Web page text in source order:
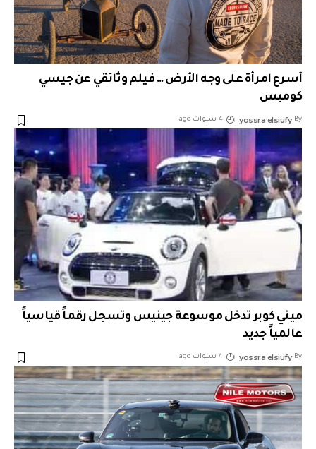
أسرع امرأة على وجه الأرض … فيلم وثائقي عن جيسي
كومبس
By
yossra elsiufy 4 سنوات ago
ميني كوبر تدخل موسوعة جينيس وتسجل رقماً قياسياً
عالمياً جديد
By
yossra elsiufy 4 سنوات ago